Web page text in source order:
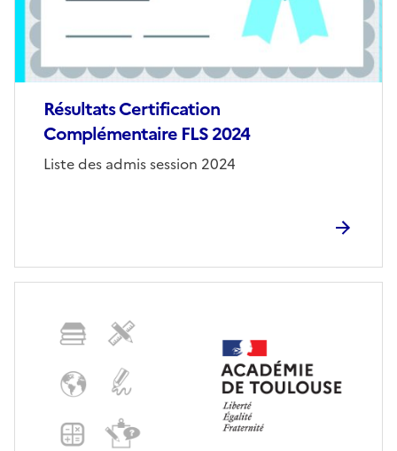
Résultats Certification
Complémentaire FLS 2024
Corps
Liste des admis session 2024